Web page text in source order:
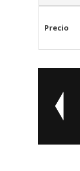
Precio